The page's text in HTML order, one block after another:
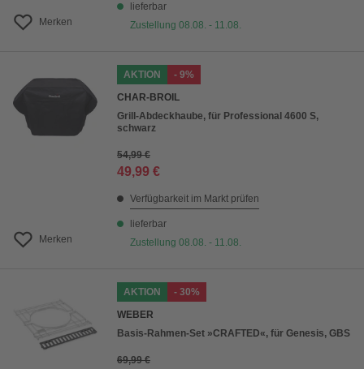
Merken
lieferbar
Zustellung 08.08. - 11.08.
Merken
AKTION
- 9%
CHAR-BROIL
Grill-Abdeckhaube, für Professional 4600 S,
schwarz
54,99 €
49,99 €
Verfügbarkeit im Markt prüfen
lieferbar
Zustellung 08.08. - 11.08.
AKTION
- 30%
WEBER
Basis-Rahmen-Set »CRAFTED«, für Genesis, GBS
69,99 €